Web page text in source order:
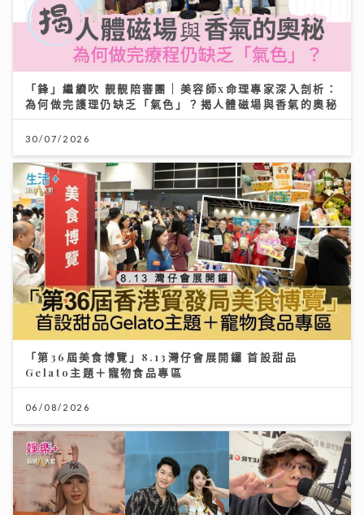
「鋒」繼續吹 靚靚陪審團 | 美容師x命理專家深入剖析：
為何做完護理仍缺乏「氣色」？揭人體磁場與香氣的奧秘
30/07/2026
「第36屆美食博覽」8.13灣仔會展開鑼 首設甜品
Gelato主題＋寵物食品專區
06/08/2026